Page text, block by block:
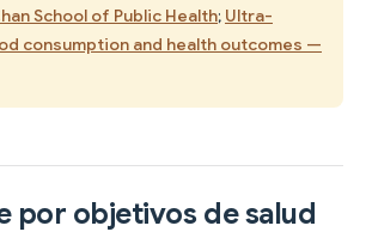
School of Public Health; Ultra-
consumption and health outcomes —
por objetivos de salud